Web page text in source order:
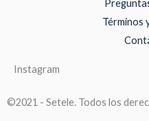
Términos
Instagram
©2021 - Setele. Todos los